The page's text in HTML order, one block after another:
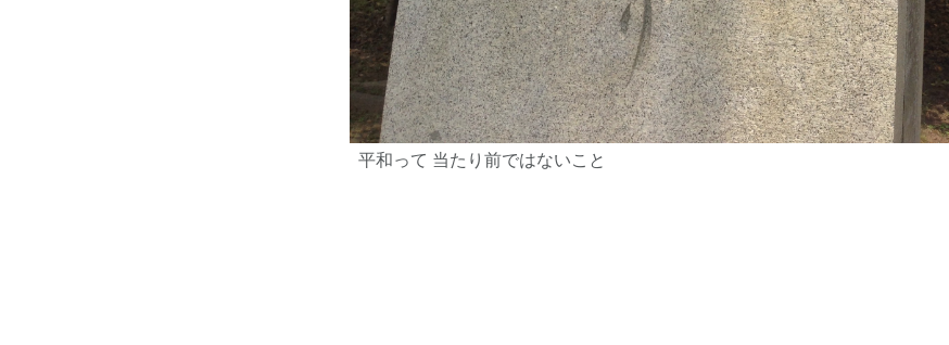
平和って 当たり前ではないこと